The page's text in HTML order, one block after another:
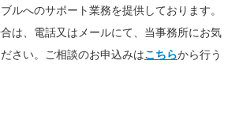
ルへのサポート業務を提供しております。
は、 電話又はメールにて、当事務所にお気
さい。ご相談のお申込みはこちらから行う